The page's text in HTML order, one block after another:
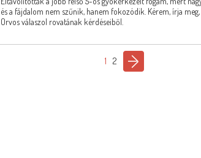
és a fájdalom nem szűnik, hanem fokozódik. Kérem, írja
Orvos válaszol rovatának kérdéseiből.
1 2